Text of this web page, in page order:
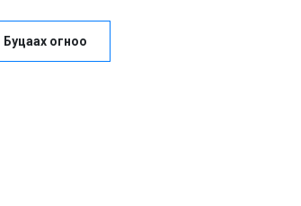
Буцаах огноо